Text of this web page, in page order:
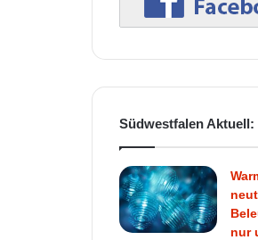
Südwestfalen Aktuell:
nur